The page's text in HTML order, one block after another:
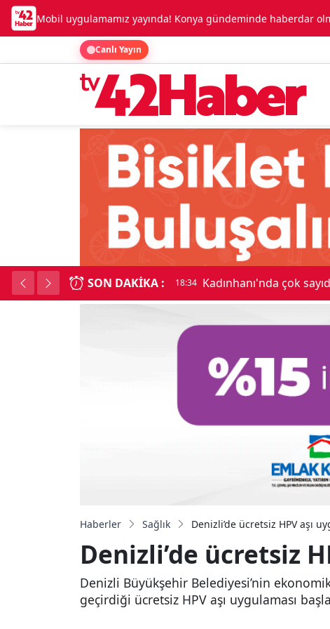
Mobil uygulamamız yayında! Konya gündeminde haberdar
Canlı Yayın
SON DAKIKA : 18:34 Kadınhanı'nda çok
Haberler Sağlık Denizli’de ücretsiz HPV aşı
Denizli’de ücretsiz
Denizli Büyükşehir Belediyesi’nin
geçirdiği ücretsiz HPV aşı uygulaması